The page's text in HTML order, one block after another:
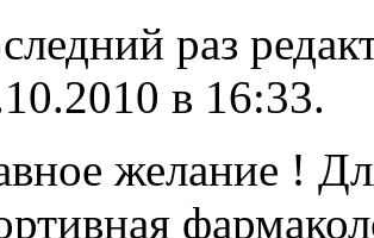
раз
в 16:33.
желание !